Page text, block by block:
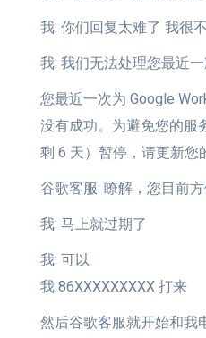
我: 你们回复太难了 我很
我: 我们无法处理您最近
您最近一次为 Google
没有成功。为避免您的服
剩 6 天）暂停，请更新您
谷歌客服: 瞭解，您目前
我: 马上就过期了
我: 可以
我 86XXXXXXXXX 打来
然后谷歌客服就开始和我